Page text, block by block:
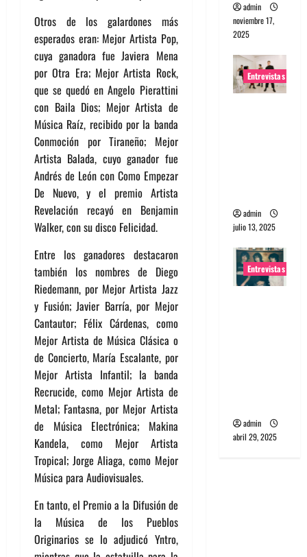
Otros de los galardones más
esperados eran: Mejor Artista Pop,
cuya ganadora fue Javiera Mena
por Otra Era; Mejor Artista Rock,
que se quedó en Angelo Pierattini
con Baila Dios; Mejor Artista de
Música Raíz, recibido por la banda
Conmoción por Tiraneño; Mejor
Artista Balada, cuyo ganador fue
Andrés de León con Como Empezar
De Nuevo, y el premio Artista
Revelación recayó en Benjamin
Walker, con su disco Felicidad.
Entre los ganadores destacaron
también los nombres de Diego
Riedemann, por Mejor Artista Jazz
y Fusión; Javier Barría, por Mejor
Cantautor; Félix Cárdenas, como
Mejor Artista de Música Clásica o
de Concierto, María Escalante, por
Mejor Artista Infantil; la banda
Recrucide, como Mejor Artista de
Metal; Fantasna, por Mejor Artista
de Música Electrónica; Makina
Kandela, como Mejor Artista
Tropical; Jorge Aliaga, como Mejor
Música para Audiovisuales.
En tanto, el Premio a la Difusión de
la Música de los Pueblos
Originarios se lo adjudicó Yntro,
admin
noviembre 17,
2025
Entrevistas
admin
julio 13, 2025
Entrevistas
admin
abril 29, 2025